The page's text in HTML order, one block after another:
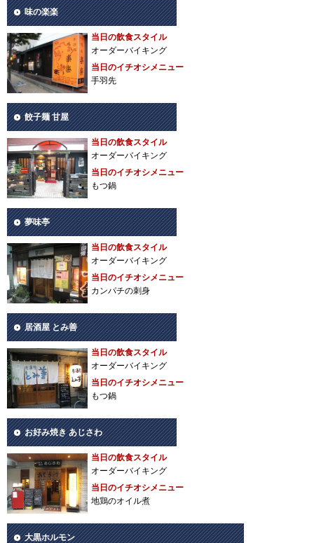
味の楽楽
当日の飲食スタイル
オーダーバイキング
当日のイチオシメニュー
手羽先
餃子麺 甘屋
当日の飲食スタイル
オーダーバイキング
当日のイチオシメニュー
もつ鍋
夢味亭
当日の飲食スタイル
オーダーバイキング
当日のイチオシメニュー
カンパチの刺身
居酒屋 とみ善
当日の飲食スタイル
オーダーバイキング
当日のイチオシメニュー
もつ鍋
お好み焼き あじさわ
当日の飲食スタイル
オーダーバイキング
当日のイチオシメニュー
地鶏のオイル煮
大黒ホルモン